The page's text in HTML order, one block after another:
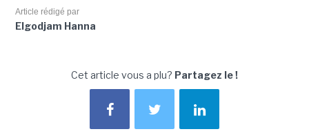
Article rédigé par
Elgodjam Hanna
Cet article vous a plu? Partagez le !